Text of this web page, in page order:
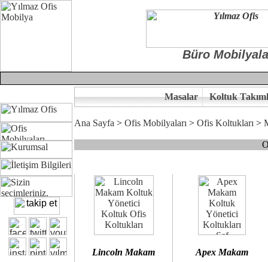
Büro
Ofisinizin dekorasyonunda ergonomi ve kaliteye önem
Çünkü sitemizde bulunan seçkin bürosit, goldsit ve modern
Size yakışan ofis koltuk tasarımına gelin birlikte karar verelim.
Kalite ve ergonomiyi arıyanların tercihi...Yılmaz Büro Mobilya
Masalar Koltuk
Ana Sayfa > Ofis Mobilyaları > Ofis Koltukları >
Lincoln Makam Apex Makam